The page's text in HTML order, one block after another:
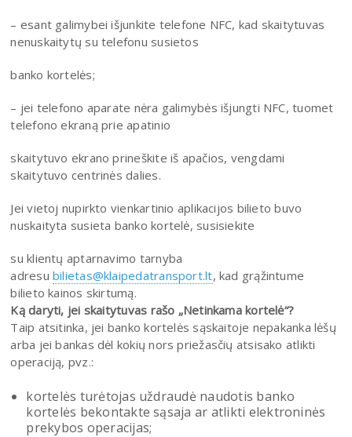
– esant galimybei išjunkite telefone NFC, kad skaitytuvas
nenuskaitytų su telefonu susietos
banko kortelės;
– jei telefono aparate nėra galimybės išjungti NFC, tuomet
telefono ekraną prie apatinio
skaitytuvo ekrano prineškite iš apačios, vengdami
skaitytuvo centrinės dalies.
Jei vietoj nupirkto vienkartinio aplikacijos bilieto buvo
nuskaityta susieta banko kortelė, susisiekite
su klientų aptarnavimo tarnyba
adresubilietas@klaipedatransport.lt, kad grąžintume
bilieto kainos skirtumą.
Ką daryti, jei skaitytuvas rašo „Netinkama kortelė“?
Taip atsitinka, jei banko kortelės sąskaitoje nepakanka lėšų
arba jei bankas dėl kokių nors priežasčių atsisako atlikti
operaciją, pvz.:
kortelės turėtojas uždraudė naudotis banko
kortelės bekontakte sąsaja ar atlikti elektroninės
prekybos operacijas;